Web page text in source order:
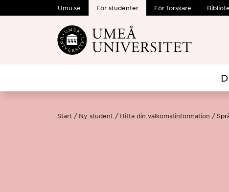
Hoppa direkt till innehållet
Umu.se För studenter För forskare
Start Ny student Hitta din välkomstinformation